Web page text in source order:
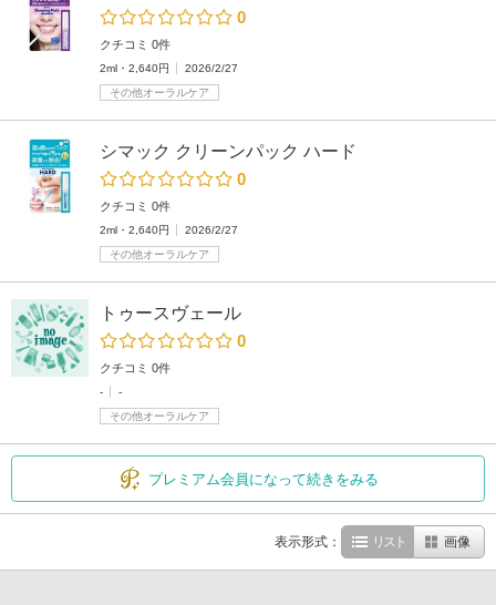
0
クチコミ 0件
2ml・2,640円
2026/2/27
その他オーラルケア
シマック クリーンパック ハード
0
クチコミ 0件
2ml・2,640円
2026/2/27
その他オーラルケア
トゥースヴェール
0
クチコミ 0件
-
-
その他オーラルケア
プレミアム会員になって続きをみる
表示形式： リスト 画像